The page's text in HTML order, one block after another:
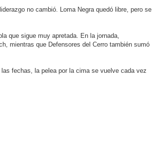
no cambió. Loma Negra quedó libre, pero se
que sigue muy apretada. En la jornada,
mientras que Defensores del Cerro también sumó
fechas, la pelea por la cima se vuelve cada vez